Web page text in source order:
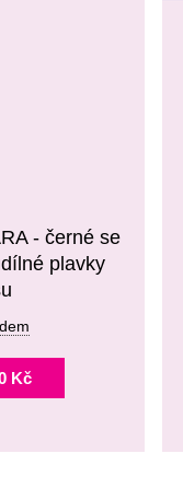
- černé se
plavky
Kč